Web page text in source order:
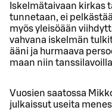
Iskelmätaivaan kirkas
tunnetaan, ei
myös yleisöään
vahvana iskelmän
ääni ja hurmaava
maan niin
Vuosien saatossa
julkaissut useita